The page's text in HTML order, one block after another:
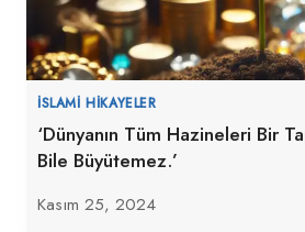
İSLAMI HIKAYELER
‘Dünyanın Tüm Hazineleri Bir
Bile Büyütemez.’
Kasım 25, 2024